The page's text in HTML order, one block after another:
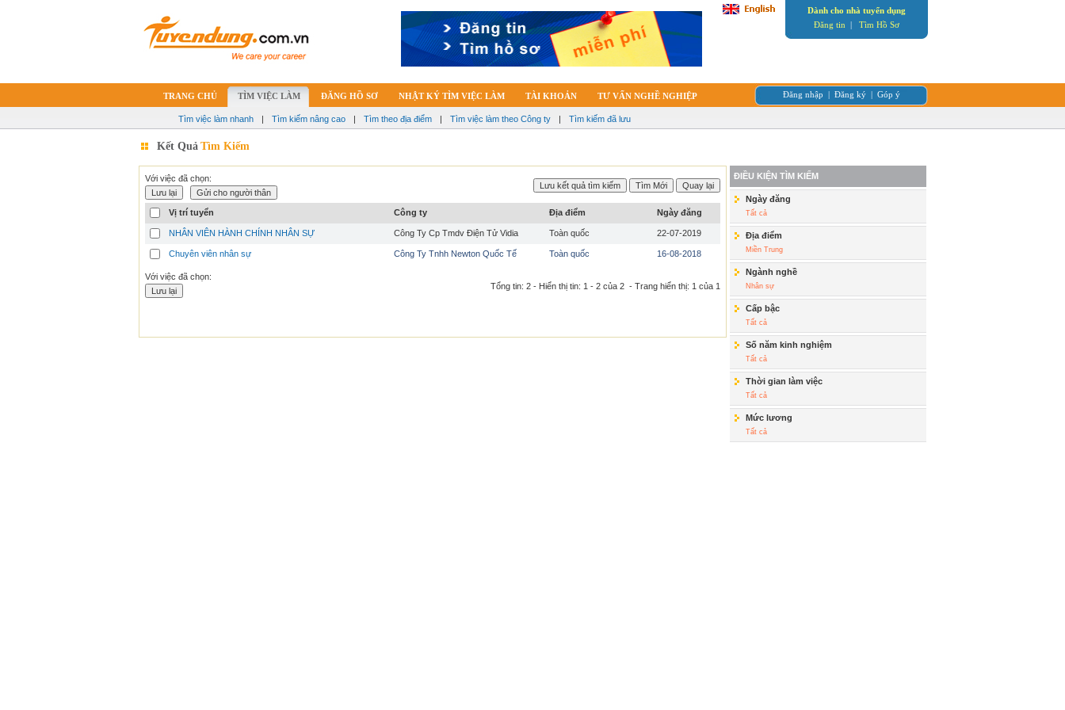
Dành cho nhà tuyển dụng
Đăng tin | Tìm Hồ Sơ
TRANG CHỦ TÌM VIỆC LÀM ĐĂNG HỒ SƠ NHẬT KÝ TÌM VIỆC LÀM TÀI KHOẢN TƯ VẤN NGHỀ NGHIỆP Đăng nhập | Đăng ký | Góp ý
Tìm việc làm nhanh | Tìm kiếm nâng cao | Tìm theo địa điểm | Tìm việc làm theo Công ty | Tìm kiếm đã lưu
Kết Quả Tìm Kiếm
Với việc đã chọn:
Vị trí tuyển Công ty Địa điểm Ngày đăng
NHÂN VIÊN HÀNH CHÍNH NHÂN SỰ Công Ty Cp Tmdv Điện Tử Vidia Toàn quốc 22-07-2019
Chuyên viên nhân sự Công Ty Tnhh Newton Quốc Tế Toàn quốc 16-08-2018
Với việc đã chọn:
Tổng tin: 2 - Hiển thị tin: 1 - 2 của 2 - Trang hiển thị: 1 của 1
ĐIỀU KIỆN TÌM KIẾM
Ngày đăng
Tất cả
Địa điểm
Miền Trung
Ngành nghề
Nhân sự
Cấp bậc
Tất cả
Số năm kinh nghiệm
Tất cả
Thời gian làm việc
Tất cả
Mức lương
Tất cả